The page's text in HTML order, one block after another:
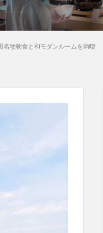
名物朝食と和モダンルームを満喫